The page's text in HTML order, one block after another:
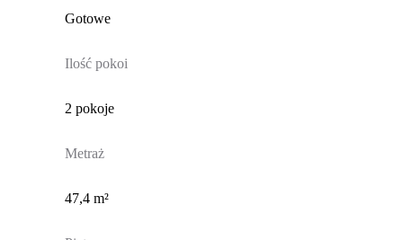
Gotowe
Ilość pokoi
2 pokoje
Metraż
47,4 m²